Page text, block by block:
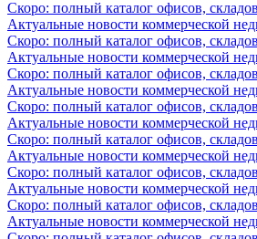
Скоро: полный каталог офисов,
Актуальные новости коммерческой
Скоро: полный каталог офисов,
Актуальные новости коммерческой
Скоро: полный каталог офисов,
Актуальные новости коммерческой
Скоро: полный каталог офисов,
Актуальные новости коммерческой
Скоро: полный каталог офисов,
Актуальные новости коммерческой
Скоро: полный каталог офисов,
Актуальные новости коммерческой
Скоро: полный каталог офисов,
Актуальные новости коммерческой